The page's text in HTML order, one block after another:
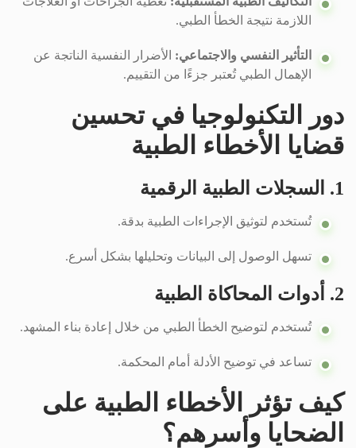
اللازمة نتيجة الخطأ الطبي.
التأثير النفسي والاجتماعي: الأضرار النفسية الناتجة عن
الإهمال الطبي تُعتبر جزءًا من التقييم.
دور التكنولوجيا في تحسين
قضايا الأخطاء الطبية
1. السجلات الطبية الرقمية
تُستخدم لتوثيق الإجراءات الطبية بدقة.
تسهل الوصول إلى البيانات وتحليلها بشكل أسرع.
2. أدوات المحاكاة الطبية
تُستخدم لتوضيح الخطأ الطبي من خلال إعادة بناء المشهد.
تساعد في توضيح الأدلة أمام المحكمة.
كيف تؤثر الأخطاء الطبية على
الضحايا وأسرهم؟